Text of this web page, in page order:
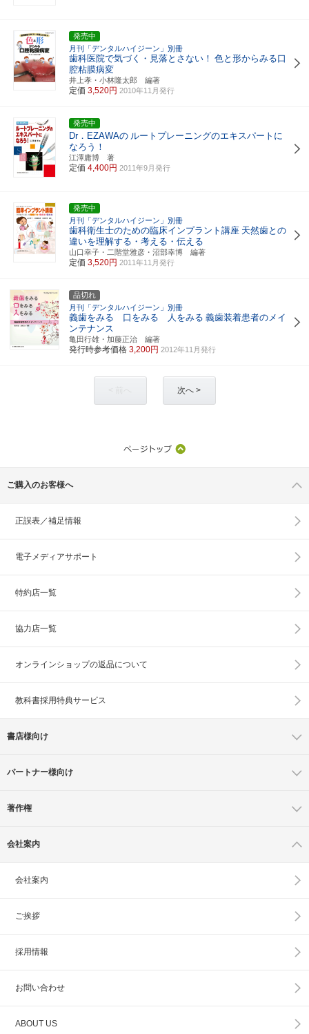
発売中
月刊「デンタルハイジーン」別冊
歯科医院で気づく・見落とさない！ 色と形からみる口
腔粘膜病変
井上孝・小林隆太郎 編著
定価 3,520円 2010年11月発行
発売中
Dr．EZAWAの ルートプレーニングのエキスパートに
なろう！
江澤庸博 著
定価 4,400円 2011年9月発行
発売中
月刊「デンタルハイジーン」別冊
歯科衛生士のための臨床インプラント講座 天然歯との
違いを理解する・考える・伝える
山口幸子・二階堂雅彦・沼部幸博 編著
定価 3,520円 2011年11月発行
品切れ
月刊「デンタルハイジーン」別冊
義歯をみる 口をみる 人をみる 義歯装着患者のメイ
ンテナンス
亀田行雄・加藤正治 編著
発行時参考価格 3,200円 2012年11月発行
次へ >
ご購入のお客様へ
正誤表／補足情報
電子メディアサポート
特約店一覧
協力店一覧
オンラインショップの返品について
教科書採用特典サービス
書店様向け
パートナー様向け
著作権
会社案内
会社案内
ご挨拶
採用情報
お問い合わせ
ABOUT US